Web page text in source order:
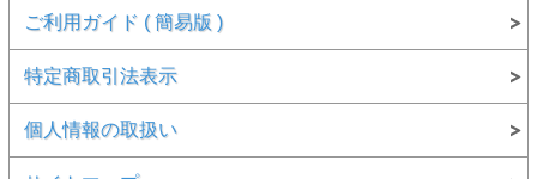
ご利用ガイド ( 簡易版 )
特定商取引法表示
個人情報の取扱い